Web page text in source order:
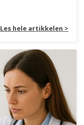
Les hele artikkelen >